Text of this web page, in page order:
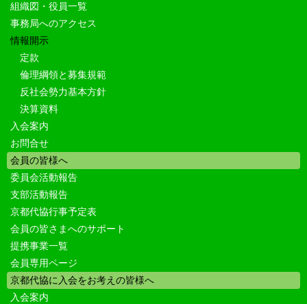
組織図・役員一覧
事務局へのアクセス
情報開示
定款
倫理綱領と募集規範
反社会勢力基本方針
決算資料
入会案内
お問合せ
会員の皆様へ
委員会活動報告
支部活動報告
京都代協行事予定表
会員の皆さまへのサポート
提携事業一覧
会員専用ページ
京都代協に入会をお考えの皆様へ
入会案内